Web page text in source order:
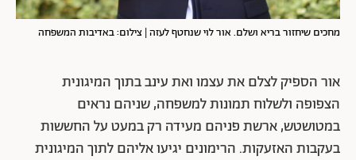
מחכים שיחזור בריא ושלם. אור לוי שנחטף לעזה | צילום: באדיבות המשפחה
אור הספיק לצלם את עצמו ואת עינב בתוך המיגונית
הצפופה ולשלוח תמונות למשפחה, שניהם נראים
במטושטש, ארשת פניהם מעידה רק במעט על החששות
בעקבות האזעקות. הרימונים יגיעו אליהם לתוך המיגונית